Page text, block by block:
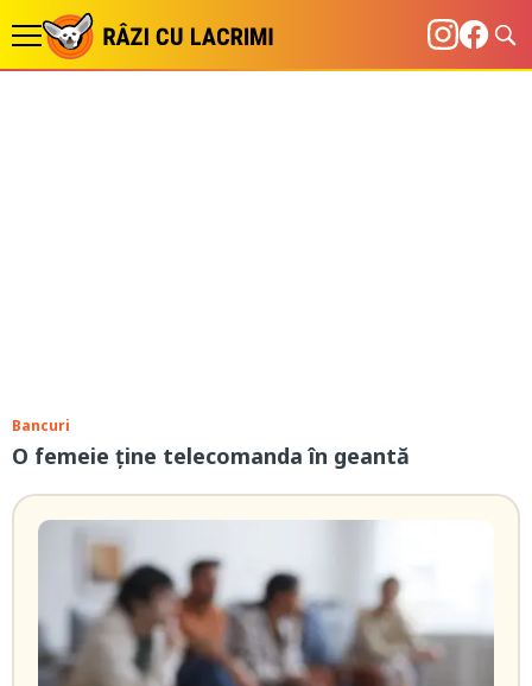
Bancuri
O femeie ține telecomanda în geantă